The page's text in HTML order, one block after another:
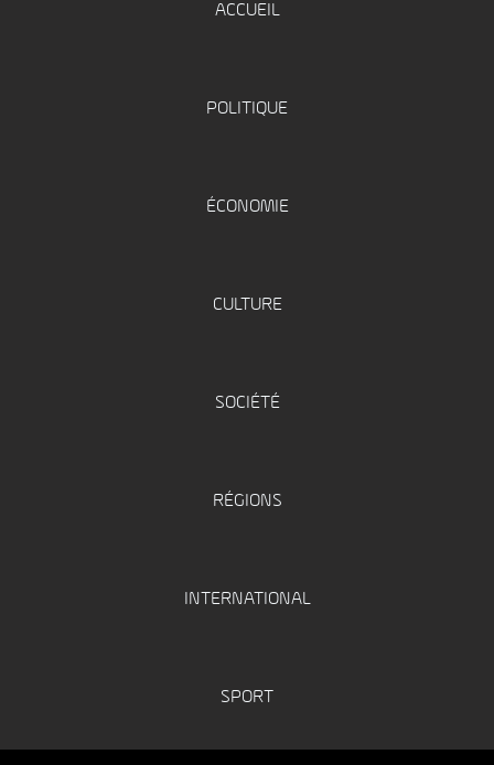
ACCUEIL
POLITIQUE
ÉCONOMIE
CULTURE
SOCIÉTÉ
RÉGIONS
INTERNATIONAL
SPORT